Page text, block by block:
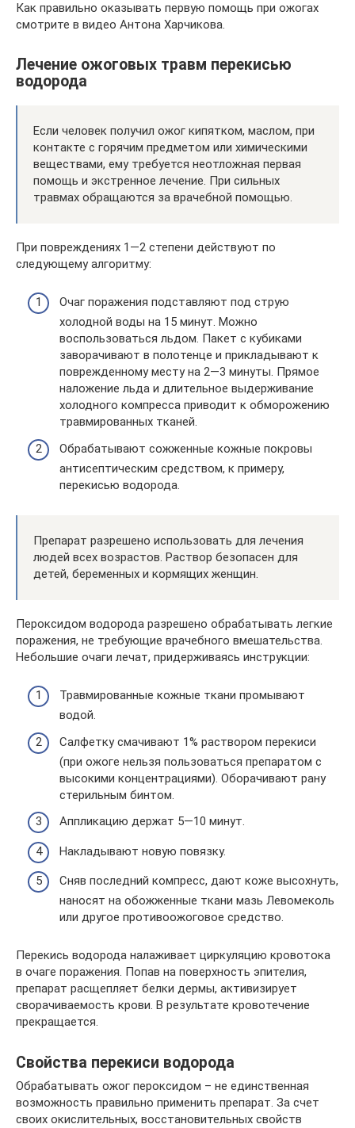
Как правильно оказывать первую помощь при ожогах
смотрите в видео Антона Харчикова.
Лечение ожоговых травм перекисью
водорода
Если человек получил ожог кипятком, маслом, при
контакте с горячим предметом или химическими
веществами, ему требуется неотложная первая
помощь и экстренное лечение. При сильных
травмах обращаются за врачебной помощью.
При повреждениях 1—2 степени действуют по
следующему алгоритму:
Очаг поражения подставляют под струю
холодной воды на 15 минут. Можно
воспользоваться льдом. Пакет с кубиками
заворачивают в полотенце и прикладывают к
поврежденному месту на 2—3 минуты. Прямое
наложение льда и длительное выдерживание
холодного компресса приводит к обморожению
травмированных тканей.
Обрабатывают сожженные кожные покровы
антисептическим средством, к примеру,
перекисью водорода.
Препарат разрешено использовать для лечения
людей всех возрастов. Раствор безопасен для
детей, беременных и кормящих женщин.
Пероксидом водорода разрешено обрабатывать легкие
поражения, не требующие врачебного вмешательства.
Небольшие очаги лечат, придерживаясь инструкции:
Травмированные кожные ткани промывают
водой.
Салфетку смачивают 1% раствором перекиси
(при ожоге нельзя пользоваться препаратом с
высокими концентрациями). Оборачивают рану
стерильным бинтом.
Аппликацию держат 5—10 минут.
Накладывают новую повязку.
Сняв последний компресс, дают коже высохнуть,
наносят на обожженные ткани мазь Левомеколь
или другое противоожоговое средство.
Перекись водорода налаживает циркуляцию кровотока
в очаге поражения. Попав на поверхность эпителия,
препарат расщепляет белки дермы, активизирует
сворачиваемость крови. В результате кровотечение
прекращается.
Свойства перекиси водорода
Обрабатывать ожог пероксидом – не единственная
возможность правильно применить препарат. За счет
своих окислительных, восстановительных свойств